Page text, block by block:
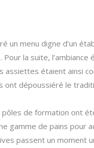
un menu digne d’un
la suite,
étaient ainsi
dépoussiéré le
de formation ont
gamme de pains
passent un moment